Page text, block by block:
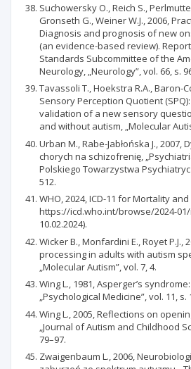
Suchowersky O., Reich S.,
Gronseth G., Weiner W.J., 2006,
Diagnosis and prognosis of new
(an evidence-based review).
Standards Subcommittee of the
Neurology, „Neurology”, vol. 66, s.
Tavassoli T., Hoekstra R.A., Baron-
Sensory Perception Quotient
validation of a new sensory
and without autism, „Molecular
Urban M., Rabe-Jabłońska J., 2007,
chorych na schizofrenię,
Polskiego Towarzystwa
512.
WHO, 2024, ICD-11 for Mortality
https://icd.who.int/browse/2024-
10.02.2024).
Wicker B., Monfardini E., Royet P.J.,
processing in adults with autism
„Molecular Autism”, vol. 7, 4.
Wing L., 1981, Asperger’s
„Psychological Medicine”, vol. 11, s.
Wing L., 2005, Reflections on
„Journal of Autism and Childhood
79–97.
Zwaigenbaum L., 2006,